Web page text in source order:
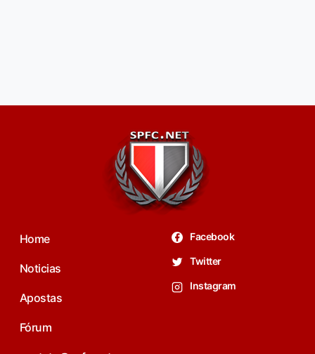
Home
Noticias
Apostas
Fórum
Facebook
Twitter
Instagram